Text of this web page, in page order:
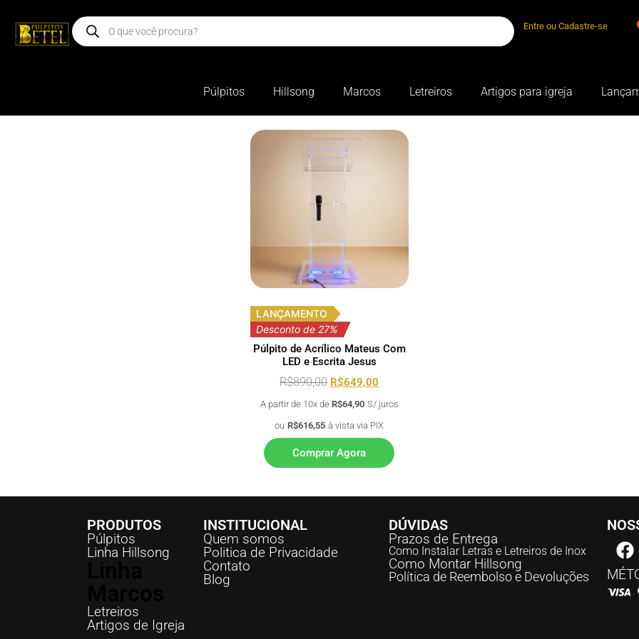
Entre ou Cadastre-se
Púlpitos Hillsong Marcos Letreiros Artigos para igreja
LANÇAMENTO
Desconto de 27%
Púlpito de Acrílico Mateus Com
LED e Escrita Jesus
R$890,00 R$649,00
A partir de 10x de R$64,90 S/ juros
ou R$616,55 à vista via PIX
Comprar Agora
PRODUTOS
Púlpitos
Linha Hillsong
Letreiros
Artigos de Igreja
INSTITUCIONAL
Quem somos
Politica de Privacidade
Contato
Blog
DÚVIDAS
Prazos de Entrega
Como Instalar Letras e Letreiros de Inox
Como Montar Hillsong
Política de Reembolso e Devoluções